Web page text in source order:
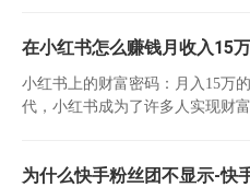
在小红书怎么赚钱月收入15
小红书上的财富密码：月入15万
代，小红书成为了许多人实现财
为什么快手粉丝团不显示-快